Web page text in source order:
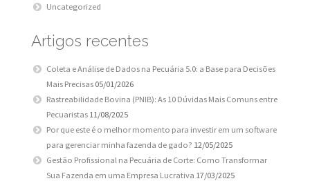
Uncategorized
Artigos recentes
Coleta e Análise de Dados na Pecuária 5.0: a Base para Decisões
Mais Precisas 05/01/2026
Rastreabilidade Bovina (PNIB): As 10 Dúvidas Mais Comuns entre
Pecuaristas 11/08/2025
Por que este é o melhor momento para investir em um software
para gerenciar minha fazenda de gado? 12/05/2025
Gestão Profissional na Pecuária de Corte: Como Transformar
Sua Fazenda em uma Empresa Lucrativa 17/03/2025